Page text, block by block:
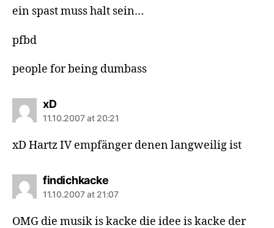
ein spast muss halt sein…
pfbd
people for being dumbass
xDsays:
11.10.2007 at 20:21
xD Hartz IV empfänger denen langweilig ist
findichkackesays:
11.10.2007 at 21:07
OMG die musik is kacke die idee is kacke der